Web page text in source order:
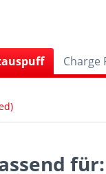
Charge
für: